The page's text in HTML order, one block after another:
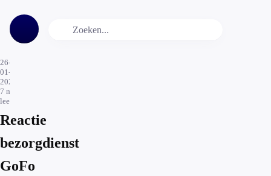
26-
01-
2026
7 min.
leestijd
Reactie
bezorgdienst
GoFo